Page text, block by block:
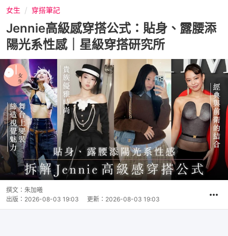
女生 穿搭筆記
Jennie高級感穿搭公式：貼身、露腰添
陽光系性感｜星級穿搭研究所
撰文： 朱加曦
出版： 2026-08-03 19:03 更新： 2026-08-03 19:03